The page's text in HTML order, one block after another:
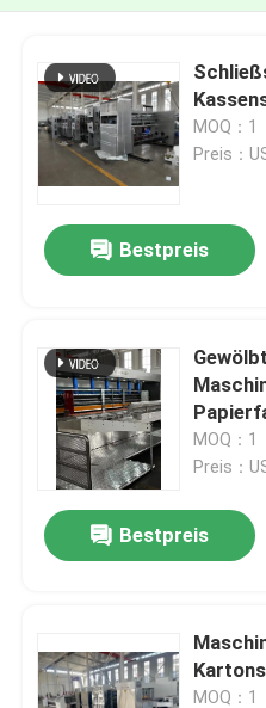
MOQ：1
Preis：
Bestpreis
MOQ：1
Preis：
Bestpreis
MOQ：1